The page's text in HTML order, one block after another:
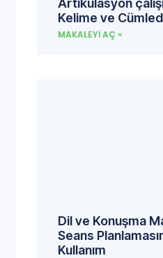
Artikülasyon
Kelime ve
MAKALEYI AÇ »
Dil ve Konuşma
Seans
Kullanım